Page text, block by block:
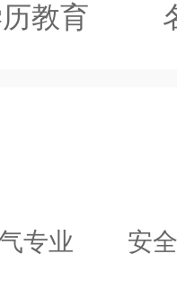
教育
专业 安